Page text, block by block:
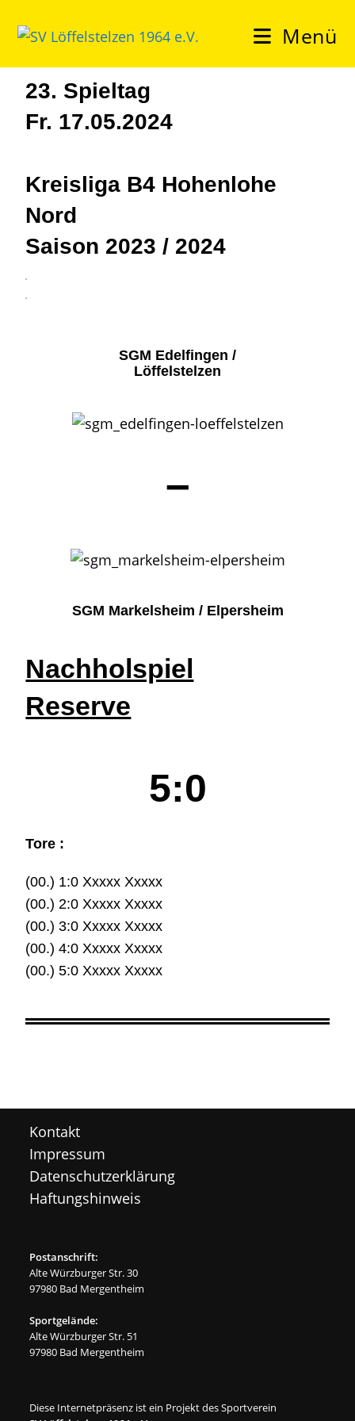
Menü
23. Spieltag
Fr. 17.05.2024
Kreisliga B4 Hohenlohe
Nord
Saison 2023 / 2024
3
4
SGM Edelfingen /
Löffelstelzen
–
SGM Markelsheim / Elpersheim
Nachholspiel
Reserve
5:0
Tore :
(00.) 1:0 Xxxxx Xxxxx
(00.) 2:0 Xxxxx Xxxxx
(00.) 3:0 Xxxxx Xxxxx
(00.) 4:0 Xxxxx Xxxxx
(00.) 5:0 Xxxxx Xxxxx
Kontakt
Impressum
Datenschutzerklärung
Haftungshinweis
Postanschrift:
Alte Würzburger Str. 30
97980 Bad Mergentheim
Sportgelände:
Alte Würzburger Str. 51
97980 Bad Mergentheim
Diese Internetpräsenz ist ein Projekt des Sportverein